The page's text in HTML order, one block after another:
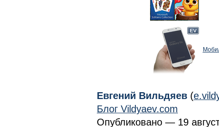
Евгений Вильдяев (
Блог Vildyaev.com
Опубликовано — 19